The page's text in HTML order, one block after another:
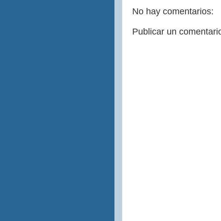
No hay comentarios:
Publicar un